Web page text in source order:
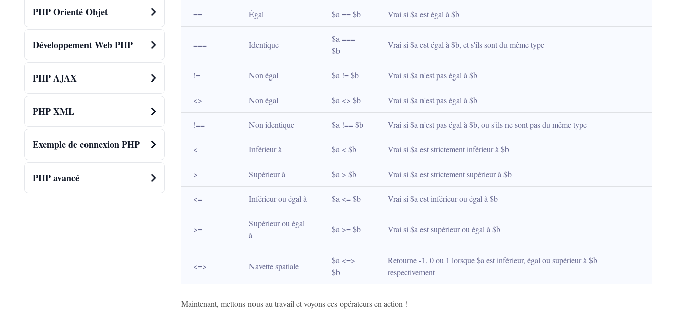
PHP Orienté Objet
Développement Web PHP
PHP AJAX
PHP XML
Exemple de connexion PHP
PHP avancé
== Égal $a == $b Vrai si $a est égal à $b
=== Identique
$a ===
$b
Vrai si $a est égal à $b, et s'ils sont du même type
!= Non égal $a != $b Vrai si $a n'est pas égal à $b
<> Non égal $a <> $b Vrai si $a n'est pas égal à $b
!== Non identique $a !== $b Vrai si $a n'est pas égal à $b, ou s'ils ne sont pas du même type
< Inférieur à $a < $b Vrai si $a est strictement inférieur à $b
> Supérieur à $a > $b Vrai si $a est strictement supérieur à $b
<= Inférieur ou égal à $a <= $b Vrai si $a est inférieur ou égal à $b
>=
Supérieur ou égal
à
$a >= $b Vrai si $a est supérieur ou égal à $b
<=> Navette spatiale
$a <=>
$b
Retourne -1, 0 ou 1 lorsque $a est inférieur, égal ou supérieur à $b
respectivement
Maintenant, mettons-nous au travail et voyons ces opérateurs en action !